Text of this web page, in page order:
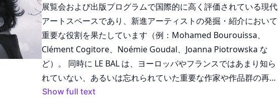
展覧会および出版プログラムで国際的に高く評価されている現代
アートスペースであり、新進アーティストの発掘・紹介において
重要な役割を果たしています（例：Mohamed Bourouissa、
Clément Cogitore、Noémie Goudal、Joanna Piotrowska な
ど）。 同時に LE BAL は、ヨーロッパやフランスではあまり知ら
れていない、あるいは忘れられていた重要な作家や作品群の再評
価にも力を入れています（例：Chauncey Hare、Judith Joy
Show full text